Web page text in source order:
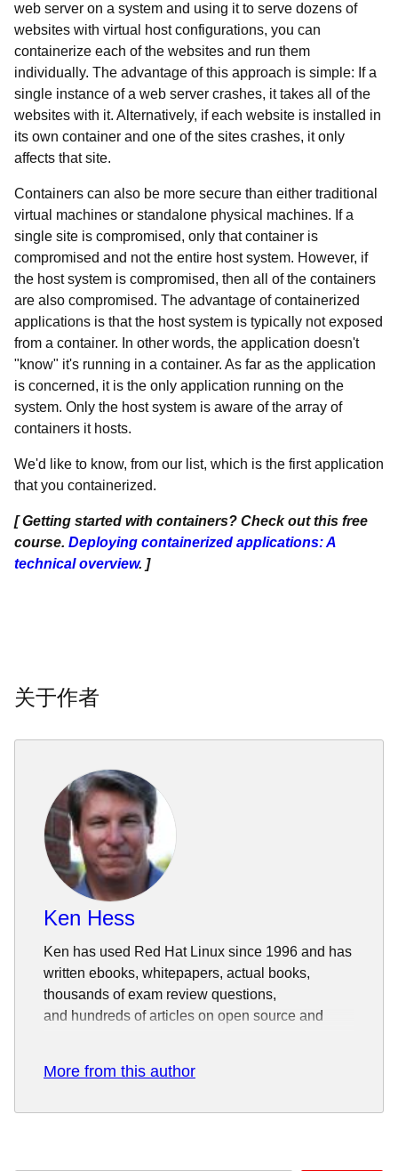
web server on a system and using it to serve dozens of
websites with virtual host configurations, you can
containerize each of the websites and run them
individually. The advantage of this approach is simple: If a
single instance of a web server crashes, it takes all of the
websites with it. Alternatively, if each website is installed in
its own container and one of the sites crashes, it only
affects that site.
Containers can also be more secure than either traditional
virtual machines or standalone physical machines. If a
single site is compromised, only that container is
compromised and not the entire host system. However, if
the host system is compromised, then all of the containers
are also compromised. The advantage of containerized
applications is that the host system is typically not exposed
from a container. In other words, the application doesn't
"know" it's running in a container. As far as the application
is concerned, it is the only application running on the
system. Only the host system is aware of the array of
containers it hosts.
We'd like to know, from our list, which is the first application
that you containerized.
[ Getting started with containers? Check out this free
course. Deploying containerized applications: A
technical overview. ]
关于作者
Ken Hess
Ken has used Red Hat Linux since 1996 and has
written ebooks, whitepapers, actual books,
thousands of exam review questions,
and hundreds of articles on open source and
Linux, Windows, and Virtualization.
More from this author